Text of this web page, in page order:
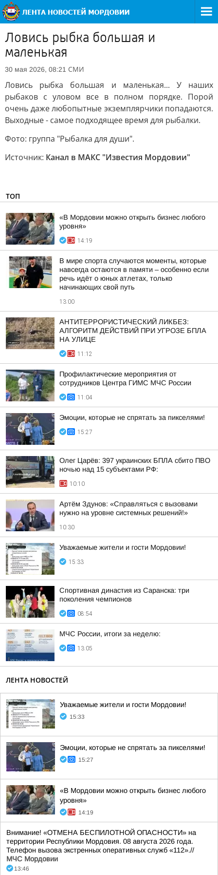
Ловись рыбка большая и
маленькая
30 мая 2026, 08:21 СМИ
Ловись рыбка большая и маленькая... У наших
рыбаков с уловом все в полном порядке. Порой
очень даже любопытные экземплярчики попадаются.
Выходные - самое подходящее время для рыбалки.
Фото: группа "Рыбалка для души".
Источник: Канал в МАКС "Известия Мордовии"
ТОП
«В Мордовии можно открыть бизнес любого
уровня»
14:19
В мире спорта случаются моменты, которые
навсегда остаются в памяти – особенно если
речь идёт о юных атлетах, только
начинающих свой путь
13:00
АНТИТЕРРОРИСТИЧЕСКИЙ ЛИКБЕЗ:
АЛГОРИТМ ДЕЙСТВИЙ ПРИ УГРОЗЕ БПЛА
НА УЛИЦЕ
11:12
Профилактические мероприятия от
сотрудников Центра ГИМС МЧС России
11:04
Эмоции, которые не спрятать за пикселями!
15:27
Олег Царёв: 397 украинских БПЛА сбито ПВО
ночью над 15 субъектами РФ:
10:10
Артём Здунов: «Справляться с вызовами
нужно на уровне системных решений!»
10:30
Уважаемые жители и гости Мордовии!
15:33
Спортивная династия из Саранска: три
поколения чемпионов
08:54
МЧС России, итоги за неделю:
13:05
ЛЕНТА НОВОСТЕЙ
Уважаемые жители и гости Мордовии!
15:33
Эмоции, которые не спрятать за пикселями!
15:27
«В Мордовии можно открыть бизнес любого
уровня»
14:19
Внимание! «ОТМЕНА БЕСПИЛОТНОЙ ОПАСНОСТИ» на
территории Республики Мордовия. 08 августа 2026 года.
Телефон вызова экстренных оперативных служб «112».//
МЧС Мордовии
13:46